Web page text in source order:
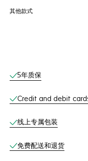
其他款式
线上服务
5年质保
Credit and debit
线上专属包装
免费配送和退货